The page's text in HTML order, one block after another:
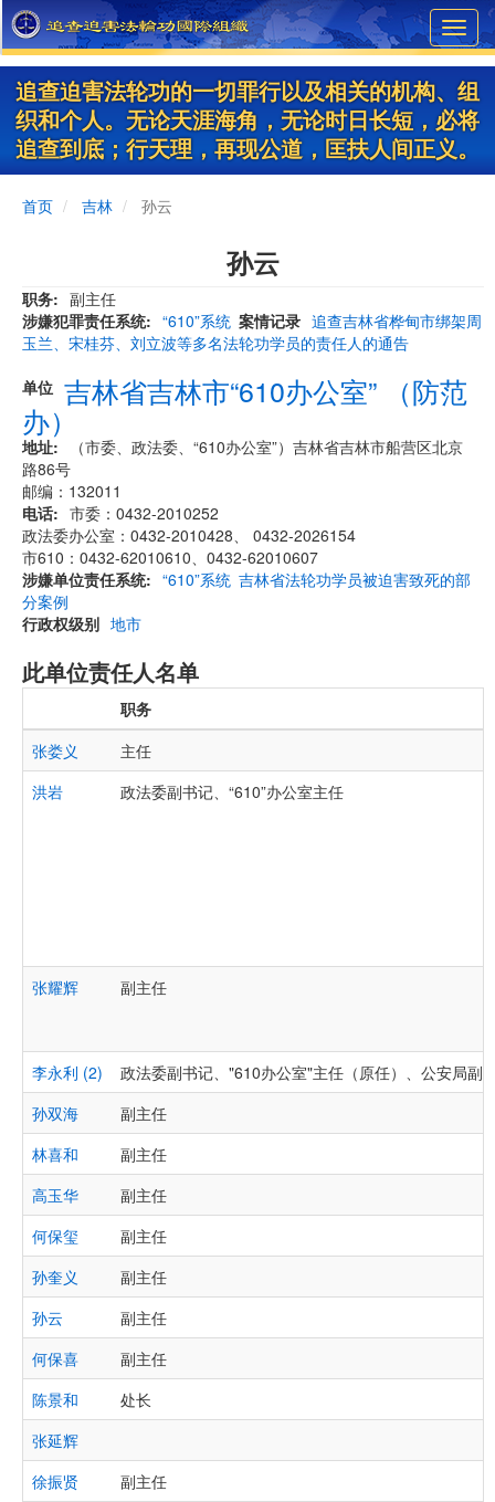
Skip
to
main
content
追查迫害法轮功的一切罪行以及相关的机构、组
织和个人。无论天涯海角，无论时日长短，必将
追查到底；行天理，再现公道，匡扶人间正义。
首页 吉林 孙云
孙云
职务
副主任
涉嫌犯罪责任系统
“610”系统 案情记录 追查吉林省桦甸市绑架周
玉兰、宋桂芬、刘立波等多名法轮功学员的责任人的通告
单位 吉林省吉林市“610办公室” （防范
办）
地址
（市委、政法委、“610办公室”）吉林省吉林市船营区北京
路86号
邮编：132011
电话
市委：0432-2010252
政法委办公室：0432-2010428、 0432-2026154
市610：0432-62010610、0432-62010607
涉嫌单位责任系统
“610”系统 吉林省法轮功学员被迫害致死的部
分案例
行政权级别 地市
此单位责任人名单
职务
张娄义
主任
洪岩
政法委副书记、“610”办公室主任
张耀辉 副主任
李永利 (2)
政法委副书记、"610办公室"主任（原任）、公安局副
孙双海
副主任
林喜和
副主任
高玉华
副主任
何保玺
副主任
孙奎义
副主任
孙云
副主任
何保喜
副主任
陈景和
处长
张延辉
徐振贤
副主任